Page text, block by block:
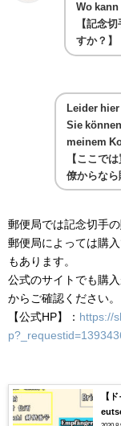
Wo
【記念
すか？】
Leider
Sie
meinem
【ここで
僚からなら
郵便局では記念切手の
郵便局によっては購
もあります。
公式のサイトでも購
からご確認ください。
【公式HP】： https://
【